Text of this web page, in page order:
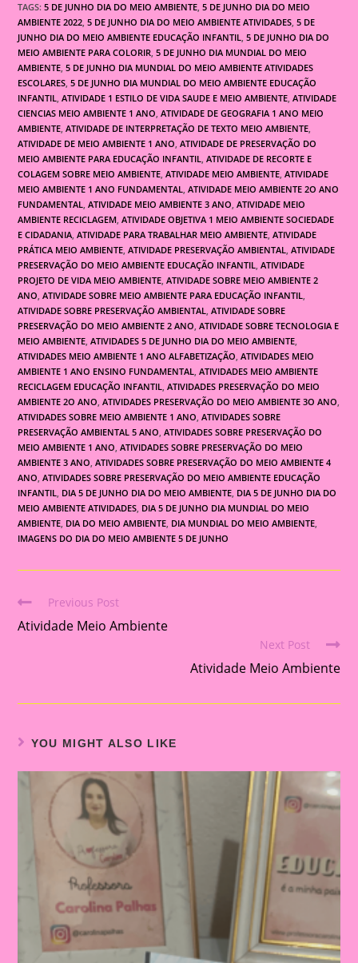
TAGS:5 DE JUNHO DIA DO MEIO AMBIENTE, 5 DE JUNHO DIA DO MEIO
AMBIENTE 2022, 5 DE JUNHO DIA DO MEIO AMBIENTE ATIVIDADES, 5 DE
JUNHO DIA DO MEIO AMBIENTE EDUCAÇÃO INFANTIL, 5 DE JUNHO DIA DO
MEIO AMBIENTE PARA COLORIR, 5 DE JUNHO DIA MUNDIAL DO MEIO
AMBIENTE, 5 DE JUNHO DIA MUNDIAL DO MEIO AMBIENTE ATIVIDADES
ESCOLARES, 5 DE JUNHO DIA MUNDIAL DO MEIO AMBIENTE EDUCAÇÃO
INFANTIL, ATIVIDADE 1 ESTILO DE VIDA SAUDE E MEIO AMBIENTE, ATIVIDADE
CIENCIAS MEIO AMBIENTE 1 ANO, ATIVIDADE DE GEOGRAFIA 1 ANO MEIO
AMBIENTE, ATIVIDADE DE INTERPRETAÇÃO DE TEXTO MEIO AMBIENTE,
ATIVIDADE DE MEIO AMBIENTE 1 ANO, ATIVIDADE DE PRESERVAÇÃO DO
MEIO AMBIENTE PARA EDUCAÇÃO INFANTIL, ATIVIDADE DE RECORTE E
COLAGEM SOBRE MEIO AMBIENTE, ATIVIDADE MEIO AMBIENTE, ATIVIDADE
MEIO AMBIENTE 1 ANO FUNDAMENTAL, ATIVIDADE MEIO AMBIENTE 2O ANO
FUNDAMENTAL, ATIVIDADE MEIO AMBIENTE 3 ANO, ATIVIDADE MEIO
AMBIENTE RECICLAGEM, ATIVIDADE OBJETIVA 1 MEIO AMBIENTE SOCIEDADE
E CIDADANIA, ATIVIDADE PARA TRABALHAR MEIO AMBIENTE, ATIVIDADE
PRÁTICA MEIO AMBIENTE, ATIVIDADE PRESERVAÇÃO AMBIENTAL, ATIVIDADE
PRESERVAÇÃO DO MEIO AMBIENTE EDUCAÇÃO INFANTIL, ATIVIDADE
PROJETO DE VIDA MEIO AMBIENTE, ATIVIDADE SOBRE MEIO AMBIENTE 2
ANO, ATIVIDADE SOBRE MEIO AMBIENTE PARA EDUCAÇÃO INFANTIL,
ATIVIDADE SOBRE PRESERVAÇÃO AMBIENTAL, ATIVIDADE SOBRE
PRESERVAÇÃO DO MEIO AMBIENTE 2 ANO, ATIVIDADE SOBRE TECNOLOGIA E
MEIO AMBIENTE, ATIVIDADES 5 DE JUNHO DIA DO MEIO AMBIENTE,
ATIVIDADES MEIO AMBIENTE 1 ANO ALFABETIZAÇÃO, ATIVIDADES MEIO
AMBIENTE 1 ANO ENSINO FUNDAMENTAL, ATIVIDADES MEIO AMBIENTE
RECICLAGEM EDUCAÇÃO INFANTIL, ATIVIDADES PRESERVAÇÃO DO MEIO
AMBIENTE 2O ANO, ATIVIDADES PRESERVAÇÃO DO MEIO AMBIENTE 3O ANO,
ATIVIDADES SOBRE MEIO AMBIENTE 1 ANO, ATIVIDADES SOBRE
PRESERVAÇÃO AMBIENTAL 5 ANO, ATIVIDADES SOBRE PRESERVAÇÃO DO
MEIO AMBIENTE 1 ANO, ATIVIDADES SOBRE PRESERVAÇÃO DO MEIO
AMBIENTE 3 ANO, ATIVIDADES SOBRE PRESERVAÇÃO DO MEIO AMBIENTE 4
ANO, ATIVIDADES SOBRE PRESERVAÇÃO DO MEIO AMBIENTE EDUCAÇÃO
INFANTIL, DIA 5 DE JUNHO DIA DO MEIO AMBIENTE, DIA 5 DE JUNHO DIA DO
MEIO AMBIENTE ATIVIDADES, DIA 5 DE JUNHO DIA MUNDIAL DO MEIO
AMBIENTE, DIA DO MEIO AMBIENTE, DIA MUNDIAL DO MEIO AMBIENTE,
IMAGENS DO DIA DO MEIO AMBIENTE 5 DE JUNHO
Read
more
Previous Post
Atividade Meio Ambiente
Next Post
Atividade Meio Ambiente
YOU MIGHT ALSO LIKE